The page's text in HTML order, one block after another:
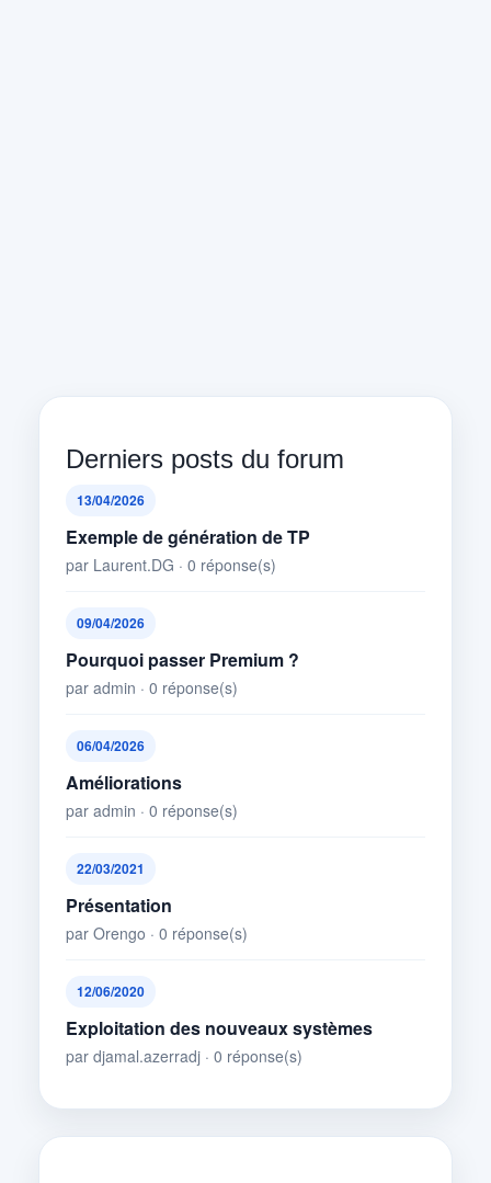
Derniers posts du forum
13/04/2026
Exemple de génération de TP
par Laurent.DG · 0 réponse(s)
09/04/2026
Pourquoi passer Premium ?
par admin · 0 réponse(s)
06/04/2026
Améliorations
par admin · 0 réponse(s)
22/03/2021
Présentation
par Orengo · 0 réponse(s)
12/06/2020
Exploitation des nouveaux systèmes
par djamal.azerradj · 0 réponse(s)